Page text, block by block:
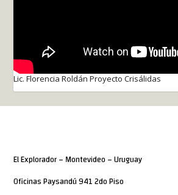
Lic. Florencia Roldán Proyecto Crisálidas
El Explorador – Montevideo – Uruguay
Oficinas Paysandú 941 2do Piso